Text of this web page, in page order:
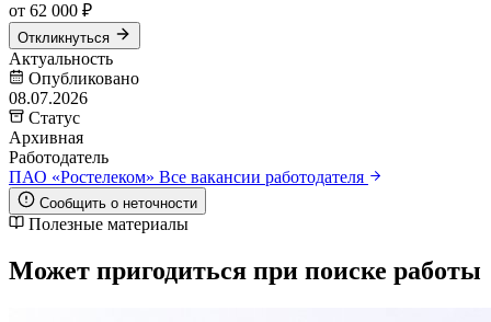
от 62 000 ₽
Откликнуться
Актуальность
Опубликовано
08.07.2026
Статус
Архивная
Работодатель
ПАО «Ростелеком» Все вакансии работодателя
Сообщить о неточности
Полезные материалы
Может пригодиться при поиске работы